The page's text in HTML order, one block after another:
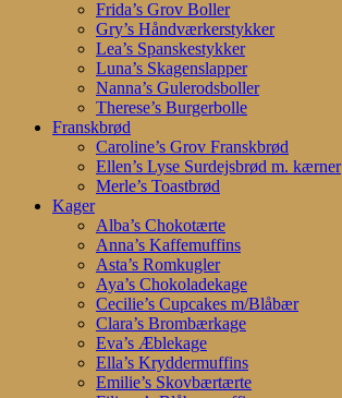
Frida’s Grov Boller
Gry’s Håndværkerstykker
Lea’s Spanskestykker
Luna’s Skagenslapper
Nanna’s Gulerodsboller
Therese’s Burgerbolle
Franskbrød
Caroline’s Grov Franskbrød
Ellen’s Lyse Surdejsbrød m. kærner
Merle’s Toastbrød
Kager
Alba’s Chokotærte
Anna’s Kaffemuffins
Asta’s Romkugler
Aya’s Chokoladekage
Cecilie’s Cupcakes m/Blåbær
Clara’s Brombærkage
Eva’s Æblekage
Ella’s Kryddermuffins
Emilie’s Skovbærtærte